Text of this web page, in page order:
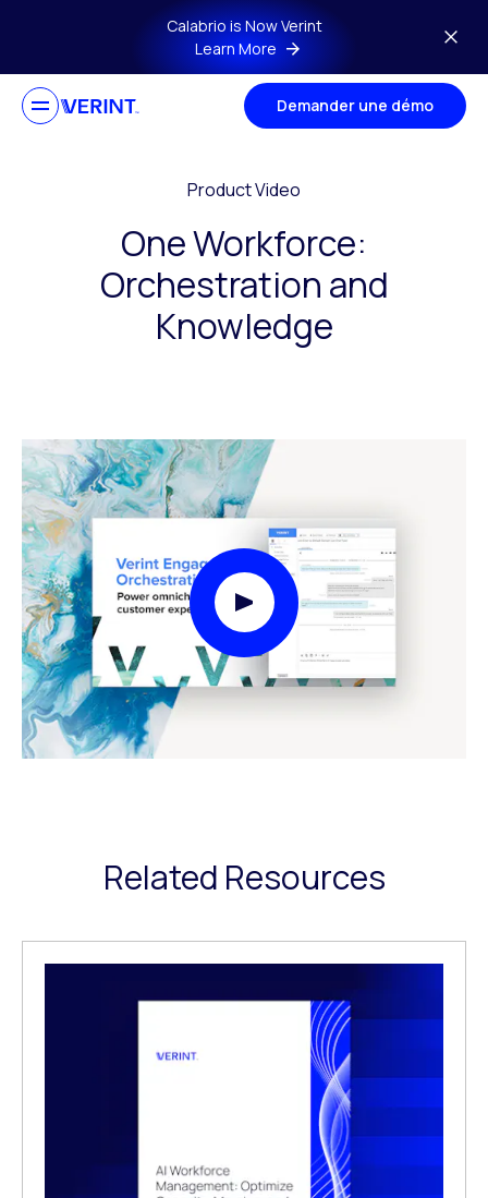
Skip to main contentCalabrio is Now Verint
Learn More
Demander une démo
Product Video
One Workforce:
Orchestration and
Knowledge
Play Video Modal
Related Resources